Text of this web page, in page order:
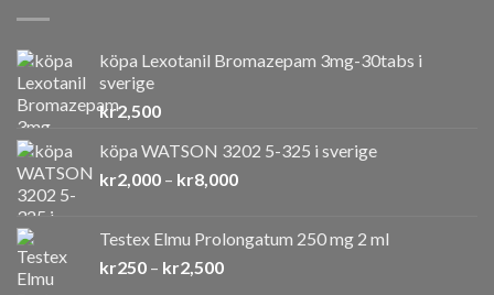
köpa Lexotanil Bromazepam 3mg-30tabs i
sverige
kr2,500
köpa WATSON 3202 5-325 i sverige
kr2,000 – kr8,000Prisintervall:
kr8,000
Testex Elmu Prolongatum 250 mg 2 ml
kr250 – kr2,500Prisintervall: